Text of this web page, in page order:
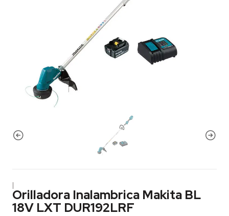
|
Orilladora Inalambrica Makita BL
18V LXT DUR192LRF